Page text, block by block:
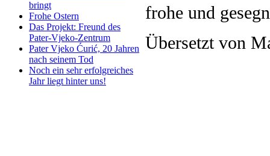
bringt
Frohe Ostern
Das Projekt: Freund des
Pater-Vjeko-Zentrum
Pater Vjeko Ćurić, 20 Jahren
nach seinem Tod
Noch ein sehr erfolgreiches
Jahr liegt hinter uns!
frohe und
Übersetzt von